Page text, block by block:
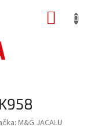
M&G JACALU